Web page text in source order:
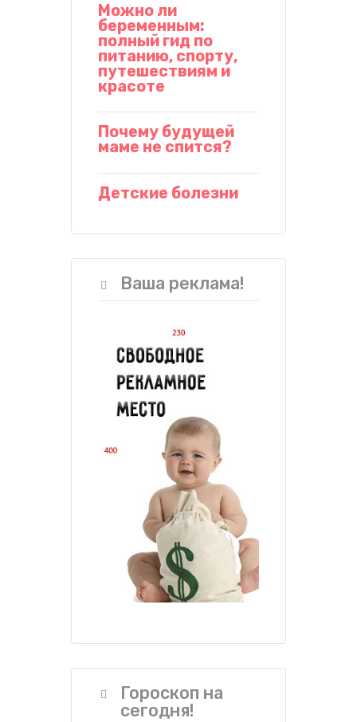
Можно ли
беременным:
полный гид по
питанию, спорту,
путешествиям и
красоте
Почему будущей
маме не спится?
Детские болезни
Ваша реклама!
Гороскоп на
сегодня!